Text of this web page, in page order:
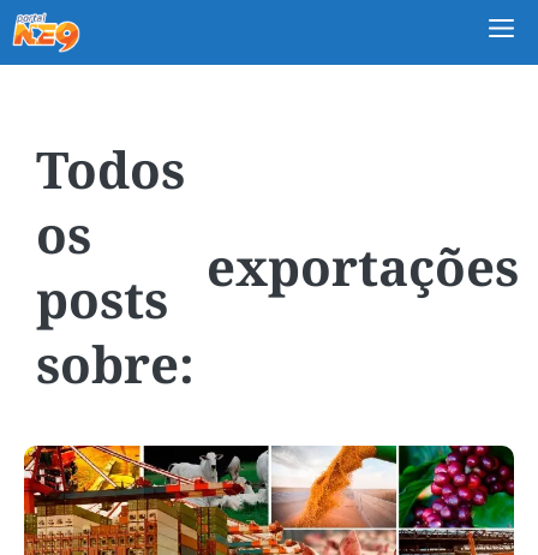
exportações